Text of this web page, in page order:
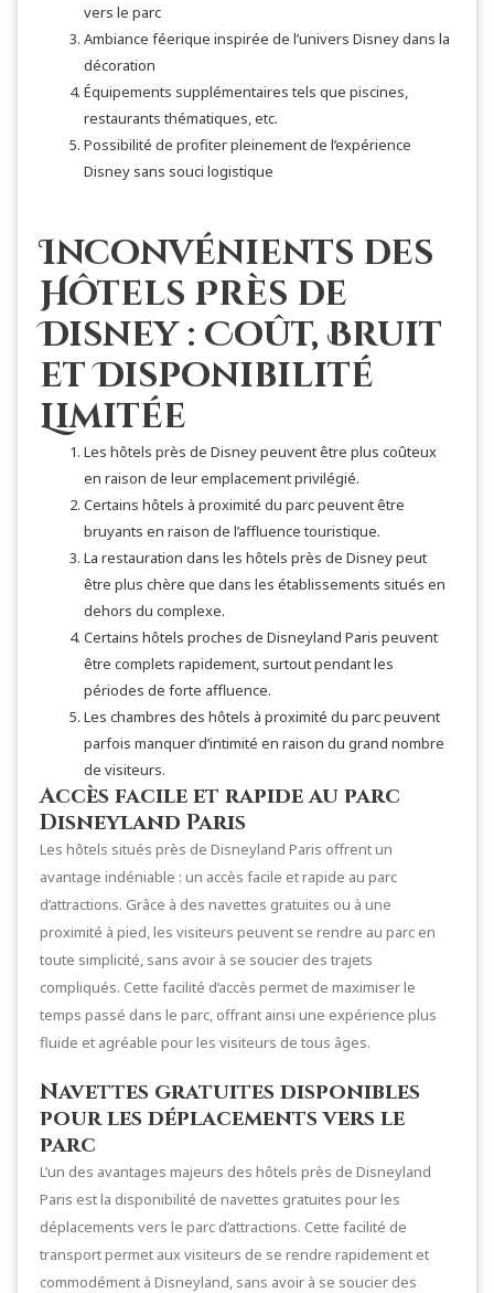
vers le parc
Ambiance féerique inspirée de l’univers Disney dans la
décoration
Équipements supplémentaires tels que piscines,
restaurants thématiques, etc.
Possibilité de profiter pleinement de l’expérience
Disney sans souci logistique
Inconvénients des
Hôtels Près de
Disney : Coût, Bruit
et Disponibilité
Limitée
Les hôtels près de Disney peuvent être plus coûteux
en raison de leur emplacement privilégié.
Certains hôtels à proximité du parc peuvent être
bruyants en raison de l’affluence touristique.
La restauration dans les hôtels près de Disney peut
être plus chère que dans les établissements situés en
dehors du complexe.
Certains hôtels proches de Disneyland Paris peuvent
être complets rapidement, surtout pendant les
périodes de forte affluence.
Les chambres des hôtels à proximité du parc peuvent
parfois manquer d’intimité en raison du grand nombre
de visiteurs.
Accès facile et rapide au parc
Disneyland Paris
Les hôtels situés près de Disneyland Paris offrent un
avantage indéniable : un accès facile et rapide au parc
d’attractions. Grâce à des navettes gratuites ou à une
proximité à pied, les visiteurs peuvent se rendre au parc en
toute simplicité, sans avoir à se soucier des trajets
compliqués. Cette facilité d’accès permet de maximiser le
temps passé dans le parc, offrant ainsi une expérience plus
fluide et agréable pour les visiteurs de tous âges.
Navettes gratuites disponibles
pour les déplacements vers le
parc
L’un des avantages majeurs des hôtels près de Disneyland
Paris est la disponibilité de navettes gratuites pour les
déplacements vers le parc d’attractions. Cette facilité de
transport permet aux visiteurs de se rendre rapidement et
commodément à Disneyland, sans avoir à se soucier des